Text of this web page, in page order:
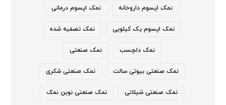
نمک اپسوم داروخانه نمک اپسوم درمانی
نمک اپسوم یک کیلویی نمک تصفیه شده
نمک دلچسب نمک صنعتی
نمک صنعتی بیوتی سالت نمک صنعتی شکری
نمک صنعتی شیلاتی نمک صنعتی نوین نمک